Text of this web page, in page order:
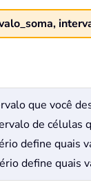
que você
de células
define quais
define quais